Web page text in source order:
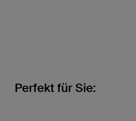
Perfekt für Sie: